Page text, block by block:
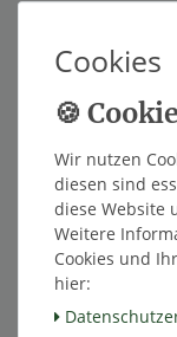
Innerhalb von
Wunschliste
* inkl. ges. MwSt.
Cookies
Wir nutzen
diesen sind
diese Website
Weitere
Cookies und
hier: